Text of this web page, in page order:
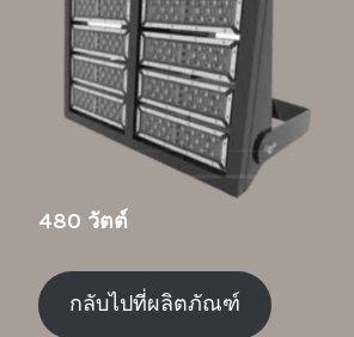
480 วัตต์
กลับไปที่ผลิตภัณฑ์